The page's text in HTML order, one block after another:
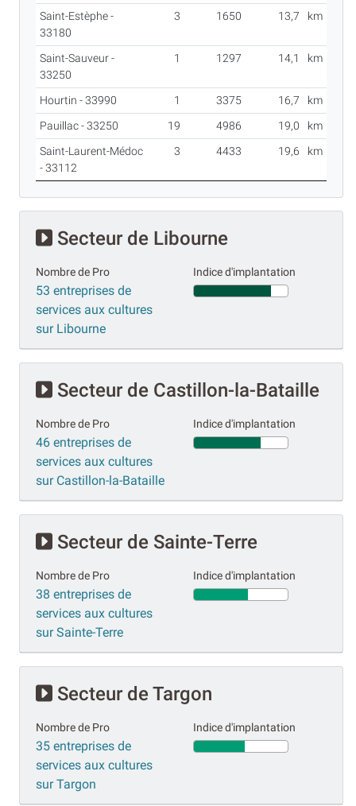
Saint-Estèphe -
33180
3 1650 13,7 km
Saint-Sauveur -
33250
1 1297 14,1 km
Hourtin - 33990 1 3375 16,7
km
Pauillac - 33250
19 4986 19,0
km
Saint-Laurent-Médoc
- 33112
3 4433 19,6 km
Secteur de Libourne
Nombre de Pro
53 entreprises de
services aux cultures
sur Libourne
Indice d'implantation
Secteur de Castillon-la-Bataille
Nombre de Pro
46 entreprises de
services aux cultures
sur Castillon-la-Bataille
Indice d'implantation
Secteur de Sainte-Terre
Nombre de Pro
38 entreprises de
services aux cultures
sur Sainte-Terre
Indice d'implantation
Secteur de Targon
Nombre de Pro
35 entreprises de
services aux cultures
sur Targon
Indice d'implantation